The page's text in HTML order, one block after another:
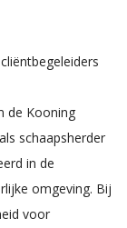
de Kooning
schaapsherder
in de
omgeving. Bij
voor